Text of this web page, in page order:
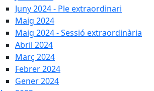
Juny 2024 - Ple extraordinari
Maig 2024
Maig 2024 - Sessió extraordinària
Abril 2024
Març 2024
Febrer 2024
Gener 2024